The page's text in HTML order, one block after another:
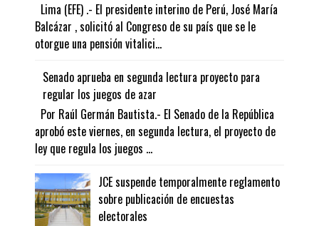
Lima (EFE) .- El presidente interino de Perú, José María
Balcázar , solicitó al Congreso de su país que se le
otorgue una pensión vitalici...
Senado aprueba en segunda lectura proyecto para
regular los juegos de azar
Por Raúl Germán Bautista.- El Senado de la República
aprobó este viernes, en segunda lectura, el proyecto de
ley que regula los juegos ...
JCE suspende temporalmente reglamento
sobre publicación de encuestas
electorales